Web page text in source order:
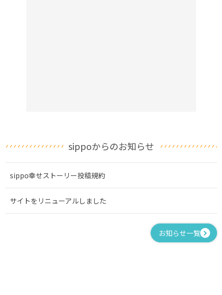
sippoからのお知らせ
sippo幸せストーリー投稿規約
サイトをリニューアルしました
お知らせ一覧